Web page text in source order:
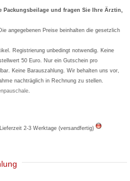
und fragen Sie Ihre Ärztin,
angegebenen Preise beinhalten die gesetzlich
Registrierung unbedingt notwendig. Keine
50 Euro. Nur ein Gutschein pro
Keine Barauszahlung. Wir behalten uns vor,
nachträglich in Rechnung zu stellen.
Lieferzeit 2-3 Werktage (versandfertig)